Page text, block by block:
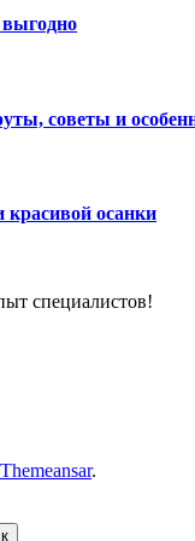
советы и
осанки
специалистов!
Themeansar.